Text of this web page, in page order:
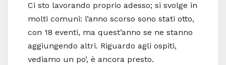
Ci sto lavorando proprio adesso; si svolge in
molti comuni: l’anno scorso sono stati otto,
con 18 eventi, ma quest’anno se ne stanno
aggiungendo altri. Riguardo agli ospiti,
vediamo un po’, è ancora presto.